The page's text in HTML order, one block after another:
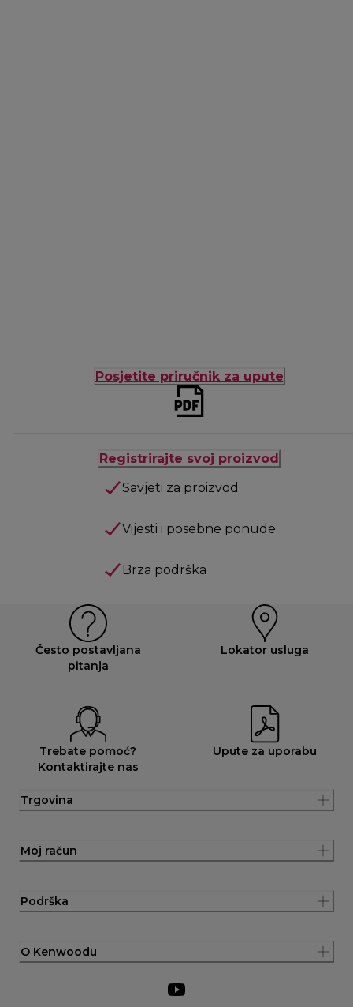
Posjetite priručnik za upute
Registrirajte svoj proizvod
Savjeti za proizvod
Vijesti i posebne ponude
Brza podrška
Često postavljana
pitanja
Lokator usluga
Trebate pomoć?
Kontaktirajte nas
Upute za uporabu
Trgovina
Moj račun
Podrška
O Kenwoodu